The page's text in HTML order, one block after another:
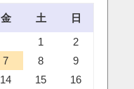
金 土
日
1
2
7 8
9
14 15
16